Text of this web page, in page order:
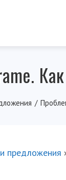
предложения ›